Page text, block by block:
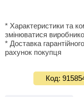
* Характеристики та
змінюватися
* Доставка
рахунок покупця
Код: